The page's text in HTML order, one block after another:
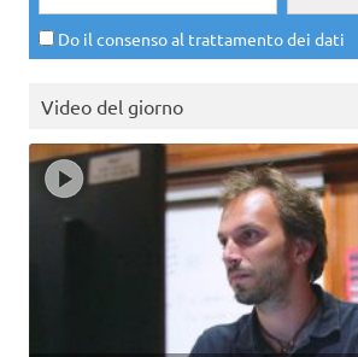
Do il consenso al trattamento dei dati
Video del giorno